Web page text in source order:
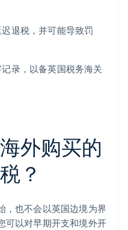
退税，并可能导致罚
录，以备英国税务海关
外购买的
？
，也不会以英国边境为界
可以对早期开支和境外开